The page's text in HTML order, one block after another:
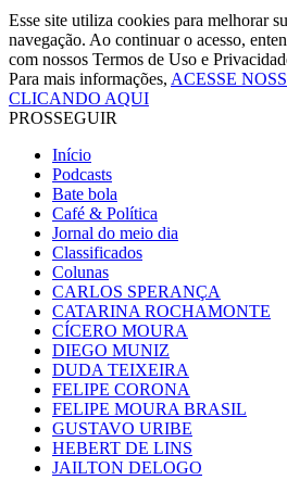
Esse site utiliza cookies para melhorar
navegação. Ao continuar o acesso,
com nossos Termos de Uso e
Para mais informações, ACESSE
CLICANDO AQUI
PROSSEGUIR
Início
Podcasts
Bate bola
Café & Política
Jornal do meio dia
Classificados
Colunas
CARLOS SPERANÇA
CATARINA ROCHAMONTE
CÍCERO MOURA
DIEGO MUNIZ
DUDA TEIXEIRA
FELIPE CORONA
FELIPE MOURA BRASIL
GUSTAVO URIBE
HEBERT DE LINS
JAILTON DELOGO